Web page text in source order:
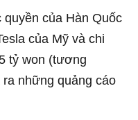
của Hàn Quốc
của Mỹ và chi
tỷ won (tương
những quảng cáo